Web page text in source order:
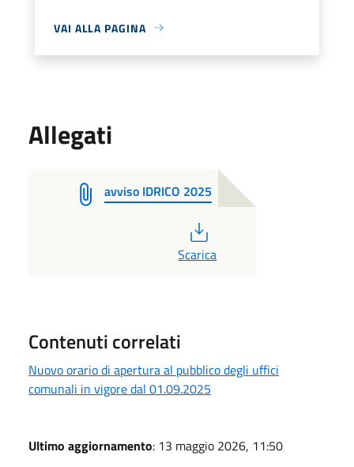
VAI ALLA PAGINA
Allegati
avviso IDRICO 2025
Scarica
Contenuti correlati
Nuovo orario di apertura al pubblico degli uffici
comunali in vigore dal 01.09.2025
Ultimo aggiornamento: 13 maggio 2026, 11:50